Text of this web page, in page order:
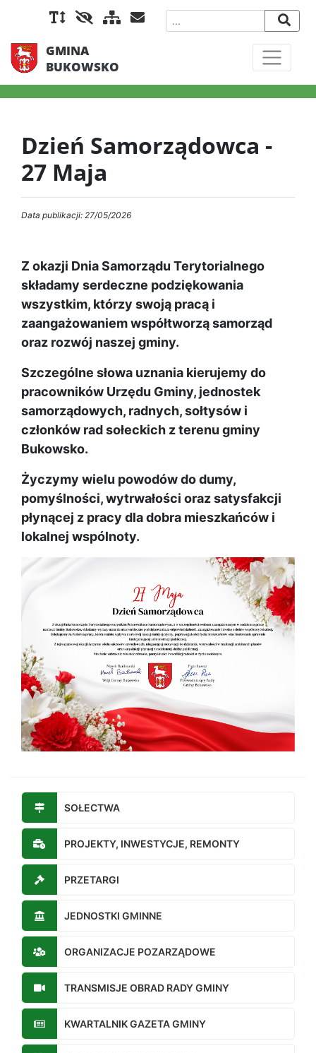
GMINA
BUKOWSKO
Dzień Samorządowca -
27 Maja
Data publikacji: 27/05/2026
Z okazji Dnia Samorządu Terytorialnego
składamy serdeczne podziękowania
wszystkim, którzy swoją pracą i
zaangażowaniem współtworzą samorząd
oraz rozwój naszej gminy.
Szczególne słowa uznania kierujemy do
pracowników Urzędu Gminy, jednostek
samorządowych, radnych, sołtysów i
członków rad sołeckich z terenu gminy
Bukowsko.
Życzymy wielu powodów do dumy,
pomyślności, wytrwałości oraz satysfakcji
płynącej z pracy dla dobra mieszkańców i
lokalnej wspólnoty.
SOŁECTWA
PROJEKTY, INWESTYCJE, REMONTY
PRZETARGI
JEDNOSTKI GMINNE
ORGANIZACJE POZARZĄDOWE
TRANSMISJE OBRAD RADY GMINY
KWARTALNIK GAZETA GMINY